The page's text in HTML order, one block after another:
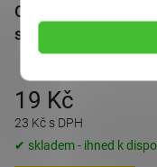
Odrazka bílá
samolepicí
23 Kč s DPH
19 Kč
✔ skladem - ihned k